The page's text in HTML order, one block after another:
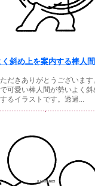
斜め上を案内する棒人間
だきありがとうございます
可愛い棒人間が勢いよく斜
るイラストです。透過...